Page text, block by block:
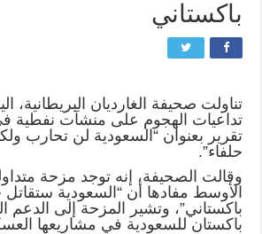
باكستاني
تناولت صحيفة الغارديان البريطانية،
تداعيات الهجوم على منشآت نفطية
تقرير بعنوان “السعودية لن تحارب
حلفاء”.
وقالت الصحيفة، إنه توجد مزحة
الأوسط مفادها أن “السعودية ستقاتل
باكستاني”، وتشير المزحة إلى الدعم
باكستان للسعودية في مشاريعها